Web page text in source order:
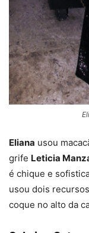
Eliana usou
grife Leticia
é chique e
usou dois
coque no alto da